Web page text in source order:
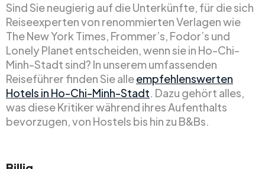
Sind Sie neugierig auf die Unterkünfte, für die sich
Reiseexperten von renommierten Verlagen wie
The New York Times, Frommer’s, Fodor’s und
Lonely Planet entscheiden, wenn sie in Ho-Chi-
Minh-Stadt sind? In unserem umfassenden
Reiseführer finden Sie alleempfehlenswerten
Hotels in Ho-Chi-Minh-Stadt. Dazu gehört alles,
was diese Kritiker während ihres Aufenthalts
bevorzugen, von Hostels bis hin zu B&Bs.